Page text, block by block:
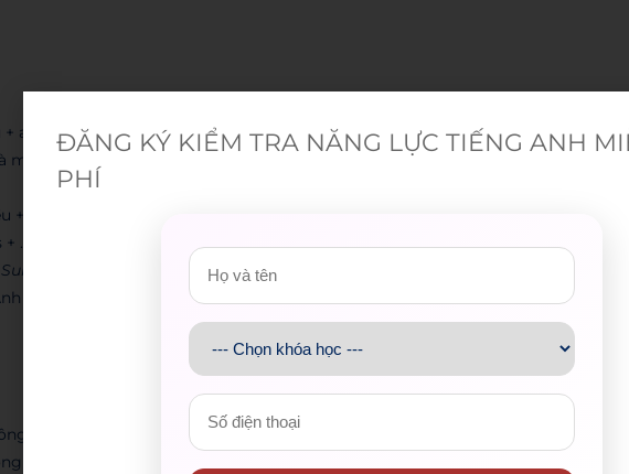
are + …
một học sinh.)
+ V (nguyên mẫu) + …
…
(Họ chơi bóng đá mỗi Chủ Nhật.)
ấy làm việc ở một công ty lớn.)
đói.)
có nhà.)
ĐĂNG KÝ KIỂM TRA NĂNG LỰC TIẾNG ANH
PHÍ